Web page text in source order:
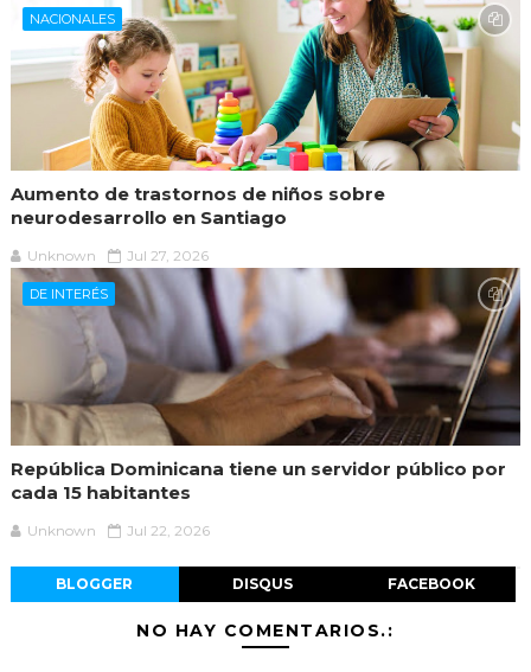
NACIONALES
Aumento de trastornos de niños sobre
neurodesarrollo en Santiago
Unknown Jul 27, 2026
DE INTERÉS
República Dominicana tiene un servidor público por
cada 15 habitantes
Unknown Jul 22, 2026
BLOGGER DISQUS FACEBOOK
NO HAY COMENTARIOS.: